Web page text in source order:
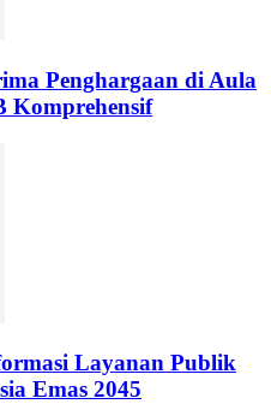
Penghargaan di Aula
Komprehensif
Layanan Publik
Emas 2045